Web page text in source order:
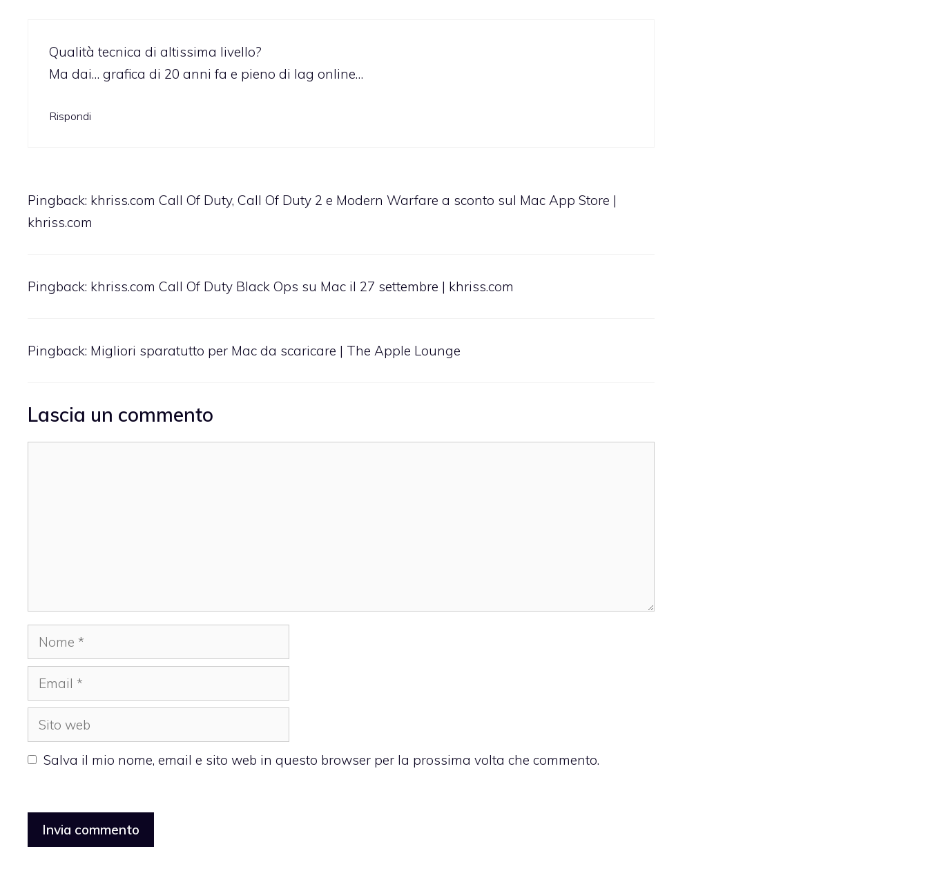
Qualità tecnica di altissima livello?
Ma dai… grafica di 20 anni fa e pieno di lag online…
Rispondi
Pingback: khriss.com Call Of Duty, Call Of Duty 2 e Modern Warfare a sconto sul Mac App Store |
khriss.com
Pingback: khriss.com Call Of Duty Black Ops su Mac il 27 settembre | khriss.com
Pingback: Migliori sparatutto per Mac da scaricare | The Apple Lounge
Lascia un commento
Nome
Email
Sito
web
Salva il mio nome, email e sito web in questo browser per la prossima volta che commento.